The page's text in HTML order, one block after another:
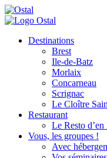
Destinations
Brest
Ile-de-Batz
Morlaix
Concarneau
Scrignac
Le Cloître
Restaurant
Le Resto d’en
Vous, les groupes !
Avec